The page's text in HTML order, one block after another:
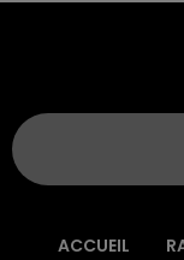
ACCUEIL